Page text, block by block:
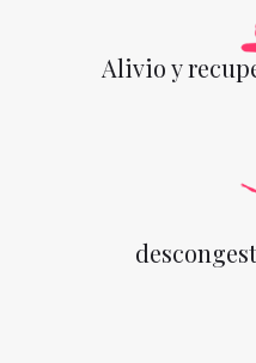
Alivio y